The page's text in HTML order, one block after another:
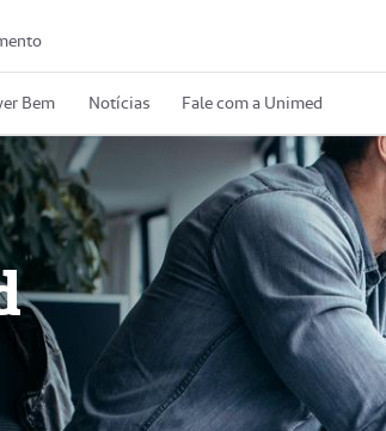
Bem Notícias Fale com a Unimed